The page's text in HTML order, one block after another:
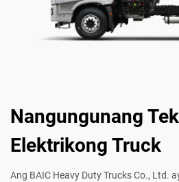
Nangungunang
Elektrikong Truck
Ang BAIC Heavy Duty Trucks Co., Ltd.